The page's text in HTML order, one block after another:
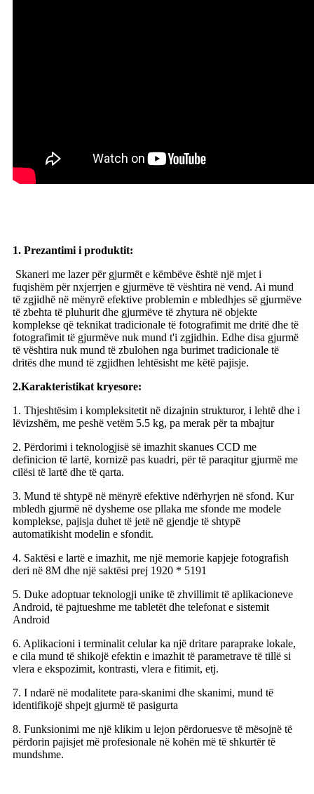
1. Prezantimi i produktit:
Skaneri me lazer për gjurmët e këmbëve është një mjet i
fuqishëm për nxjerrjen e gjurmëve të vështira në vend. Ai mund
të zgjidhë në mënyrë efektive problemin e mbledhjes së gjurmëve
të zbehta të pluhurit dhe gjurmëve të zhytura në objekte
komplekse që teknikat tradicionale të fotografimit me dritë dhe të
fotografimit të gjurmëve nuk mund t'i zgjidhin. Edhe disa gjurmë
të vështira nuk mund të zbulohen nga burimet tradicionale të
dritës dhe mund të zgjidhen lehtësisht me këtë pajisje.
2.Karakteristikat kryesore:
1. Thjeshtësim i kompleksitetit në dizajnin strukturor, i lehtë dhe i
lëvizshëm, me peshë vetëm 5.5 kg, pa merak për ta mbajtur
2. Përdorimi i teknologjisë së imazhit skanues CCD me
definicion të lartë, kornizë pas kuadri, për të paraqitur gjurmë me
cilësi të lartë dhe të qarta.
3. Mund të shtypë në mënyrë efektive ndërhyrjen në sfond. Kur
mbledh gjurmë në dysheme ose pllaka me sfonde me modele
komplekse, pajisja duhet të jetë në gjendje të shtypë
automatikisht modelin e sfondit.
4. Saktësi e lartë e imazhit, me një memorie kapjeje fotografish
deri në 8M dhe një saktësi prej 1920 * 5191
5. Duke adoptuar teknologji unike të zhvillimit të aplikacioneve
Android, të pajtueshme me tabletët dhe telefonat e sistemit
Android
6. Aplikacioni i terminalit celular ka një dritare paraprake lokale,
e cila mund të shikojë efektin e imazhit të parametrave të tillë si
vlera e ekspozimit, kontrasti, vlera e fitimit, etj.
7. I ndarë në modalitete para-skanimi dhe skanimi, mund të
identifikojë shpejt gjurmë të pasigurta
8. Funksionimi me një klikim u lejon përdoruesve të mësojnë të
përdorin pajisjet më profesionale në kohën më të shkurtër të
mundshme.